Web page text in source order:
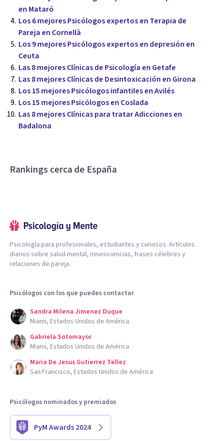
en Mataró
Los 6 mejores Psicólogos expertos en Terapia de
Pareja en Cornellà
Los 9 mejores Psicólogos expertos en depresión en
Ceuta
Las 8 mejores Clínicas de Psicología en Getafe
Las 8 mejores Clínicas de Desintoxicación en Girona
Los 15 mejores Psicólogos infantiles en Avilés
Los 15 mejores Psicólogos en Coslada
Las 8 mejores Clínicas para tratar Adicciones en
Badalona
Rankings cerca de España
Psicología para profesionales, estudiantes y curiosos. Artículos
diarios sobre salud mental, neurociencias, frases célebres y
relaciones de pareja.
Psicólogos con los que puedes contactar
Sandra Milena Jimenez Duque
Miami, Estados Unidos de América
Gabriela Sotomayor
Miami, Estados Unidos de América
Maria De Jesus Gutierrez Tellez
San Francisco, Estados Unidos de América
Psicólogos nominados y premiados
PyM Awards 2024